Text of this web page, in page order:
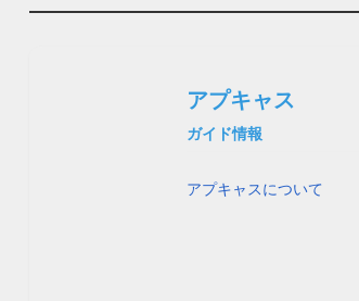
アプキャス
ガイド情報
アプキャスについて